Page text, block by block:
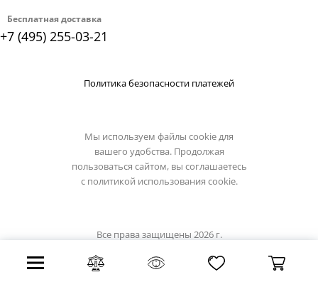
Бесплатная доставка
+7 (495) 255-03-21
Политика безопасности платежей
Мы используем файлы cookie для
вашего удобства. Продолжая
пользоваться сайтом, вы соглашаетесь
с политикой использования cookie.
Все права защищены 2026 г.